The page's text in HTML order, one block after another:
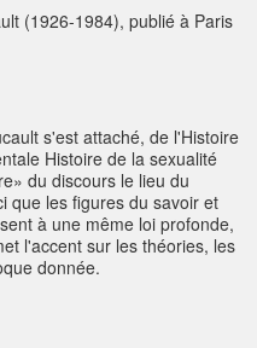
(1926-1984), publié à Paris
s'est attaché, de l'Histoire
Histoire de la sexualité
du discours le lieu du
que les figures du savoir et
à une même loi profonde,
l'accent sur les théories, les
donnée.